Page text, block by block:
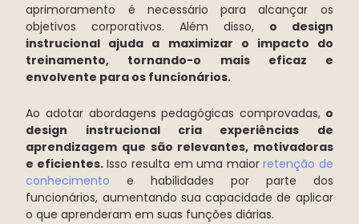
aprimoramento é necessário para alcançar os
objetivos corporativos. Além disso, o design
instrucional ajuda a maximizar o impacto do
treinamento, tornando-o mais eficaz e
envolvente para os funcionários.
Ao adotar abordagens pedagógicas comprovadas,o
design instrucional cria experiências de
aprendizagem que são relevantes, motivadoras
e eficientes.Isso resulta em uma maiorretenção de
conhecimento e habilidades por parte dos
funcionários, aumentando sua capacidade de aplicar
o que aprenderam em suas funções diárias.